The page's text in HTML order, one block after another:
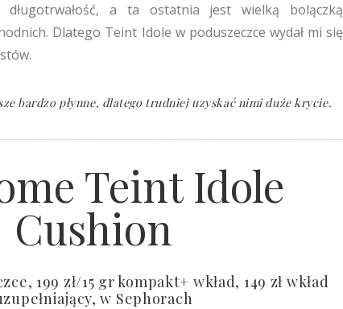
a ta ostatnia jest wielką bolączką
Dlatego Teint Idole w poduszeczce wydał mi się
bardzo płynne, dlatego trudniej uzyskać nimi duże krycie.
Teint Idole
Cushion
199 zł/15 gr kompakt+ wkład, 149 zł wkład
w Sephorach